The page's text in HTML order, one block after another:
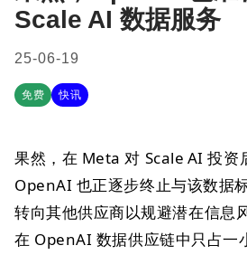
Scale AI 数据服务
25-06-19
免费 快讯
果然，在 Meta 对 Scale AI 投资
OpenAI 也正逐步终止与该数据
转向其他供应商以规避潜在信息
在 OpenAI 数据供应链中只占一